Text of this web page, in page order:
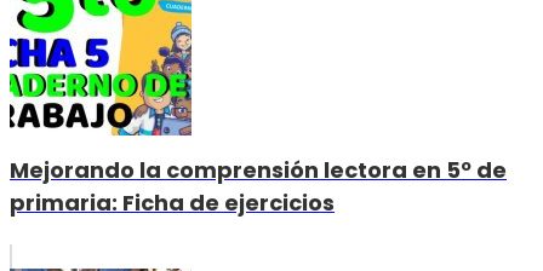
Mejorando la comprensión lectora en 5º de
primaria: Ficha de ejercicios